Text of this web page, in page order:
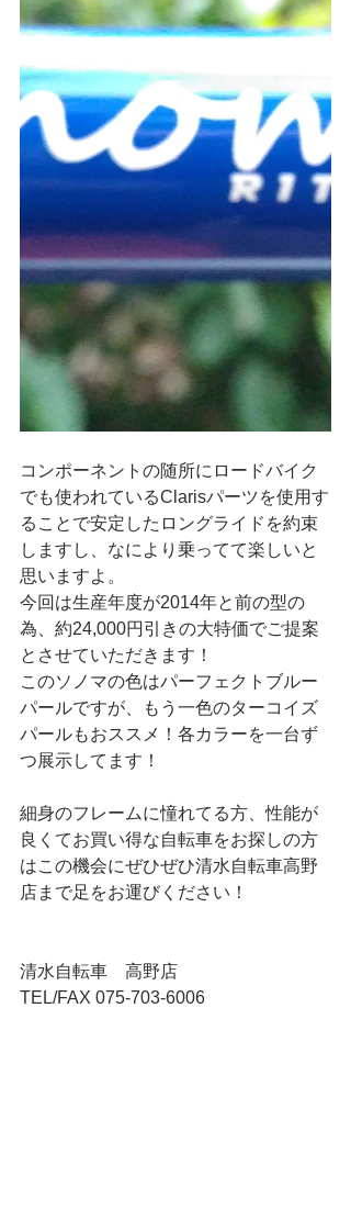
コンポーネントの随所にロードバイク
でも使われているClarisパーツを使用す
ることで安定したロングライドを約束
しますし、なにより乗ってて楽しいと
思いますよ。
今回は生産年度が2014年と前の型の
為、約24,000円引きの大特価でご提案
とさせていただきます！
このソノマの色はパーフェクトブルー
パールですが、もう一色のターコイズ
パールもおススメ！各カラーを一台ず
つ展示してます！
細身のフレームに憧れてる方、性能が
良くてお買い得な自転車をお探しの方
はこの機会にぜひぜひ清水自転車高野
店まで足をお運びください！
清水自転車　高野店
TEL/FAX 075-703-6006